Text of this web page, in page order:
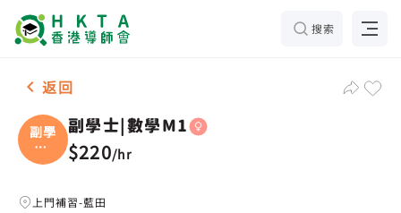
搜索
女-1名 副學士|數學M1，藍田 補習推介
返回
副學
士|
數
副學士|數學M1
$220/hr
上門補習-藍田